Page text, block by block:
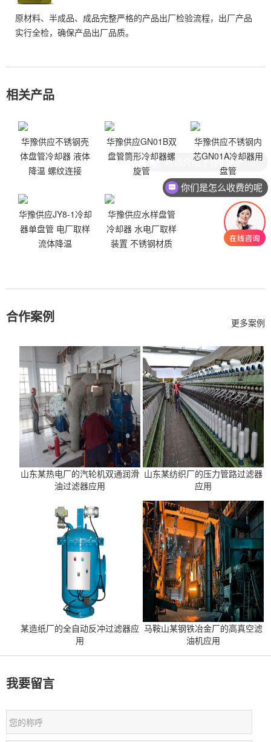
原材料、半成品、成品完整严格的产品出厂检验流程，出厂产品
实行全检，确保产品出厂品质。
相关产品
华豫供应不锈钢壳
体盘管冷却器 液体
降温 螺纹连接
华豫供应GN01B双
盘管筒形冷却器螺
旋管
华豫供应不锈钢内
芯GN01A冷却器用
盘管
华豫供应JY8-1冷却
器单盘管 电厂取样
流体降温
华豫供应水样盘管
冷却器 水电厂取样
装置 不锈钢材质
更多案例
合作案例
山东某热电厂的汽轮机双通润滑
油过滤器应用
山东某纺织厂的压力管路过滤器
应用
某造纸厂的全自动反冲过滤器应
用
马鞍山某钢铁冶金厂的高真空滤
油机应用
我要留言
你们是怎么收费的呢